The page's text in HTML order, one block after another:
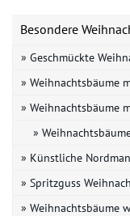
Besondere
» Geschmückte
» Weihnachtsbäume
» Weihnachtsbäume
»
» Künstliche
» Spritzguss
» Weihnachtsbäume